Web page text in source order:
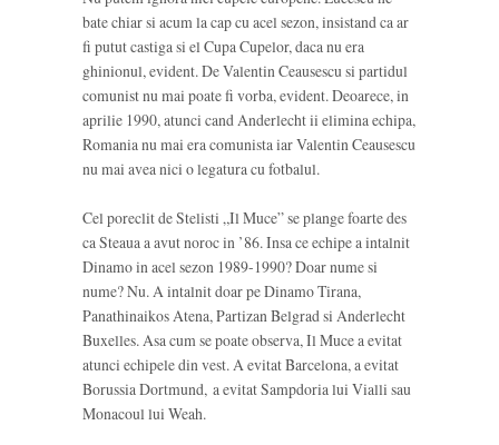
bate chiar si acum la cap cu acel sezon, insistand ca ar
fi putut castiga si el Cupa Cupelor, daca nu era
ghinionul, evident. De Valentin Ceausescu si partidul
comunist nu mai poate fi vorba, evident. Deoarece, in
aprilie 1990, atunci cand Anderlecht ii elimina echipa,
Romania nu mai era comunista iar Valentin Ceausescu
nu mai avea nici o legatura cu fotbalul.
Cel poreclit de Stelisti „Il Muce” se plange foarte des
ca Steaua a avut noroc in ’86. Insa ce echipe a intalnit
Dinamo in acel sezon 1989-1990? Doar nume si
nume? Nu. A intalnit doar pe Dinamo Tirana,
Panathinaikos Atena, Partizan Belgrad si Anderlecht
Buxelles. Asa cum se poate observa, Il Muce a evitat
atunci echipele din vest. A evitat Barcelona, a evitat
Borussia Dortmund, a evitat Sampdoria lui Vialli sau
Monacoul lui Weah.